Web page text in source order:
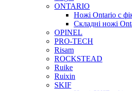
ONTARIO
Ножі Ontario c
Складні ножі
OPINEL
PRO-TECH
Risam
ROCKSTEAD
Ruike
Ruixin
SKIF